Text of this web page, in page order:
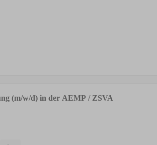
(m/w/d) in der AEMP / ZSVA